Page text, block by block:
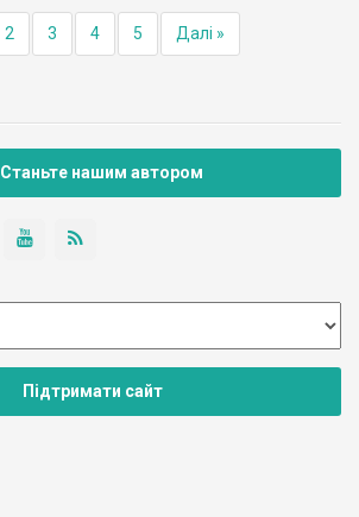
2 3 4 5 Далі »
Станьте нашим автором
Підтримати сайт